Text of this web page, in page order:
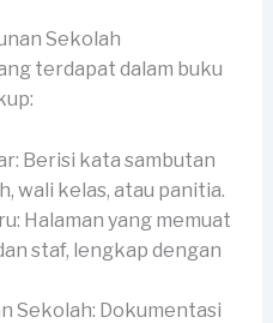
Sekolah
terdapat dalam buku
Berisi kata sambutan
wali kelas, atau panitia.
Halaman yang memuat
staf, lengkap dengan
Sekolah: Dokumentasi